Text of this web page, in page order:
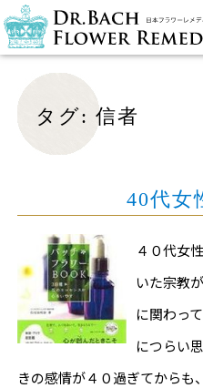
タグ: 信者
40代女
４０代女
いた宗教
に関わっ
につらい
きの感情が４０過ぎてからも